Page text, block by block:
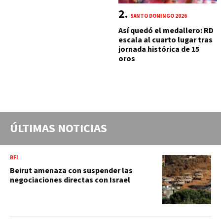
SANTO DOMINGO 2026
Así quedó el medallero: RD
escala al cuarto lugar tras
jornada histórica de 15
oros
ÚLTIMAS NOTICIAS
RFI
Beirut amenaza con suspender las
negociaciones directas con Israel